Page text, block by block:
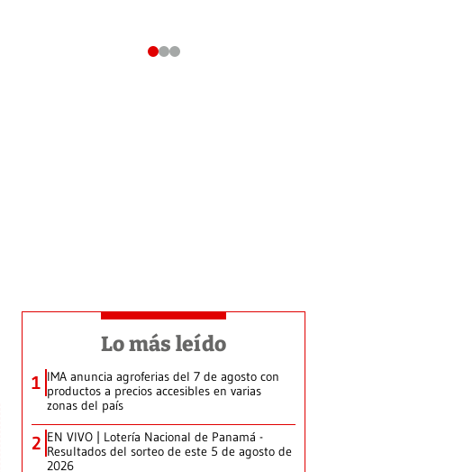
Lo más leído
1 IMA anuncia agroferias del 7 de agosto con
productos a precios accesibles en varias
zonas del país
2 EN VIVO | Lotería Nacional de Panamá -
Resultados del sorteo de este 5 de agosto de
2026